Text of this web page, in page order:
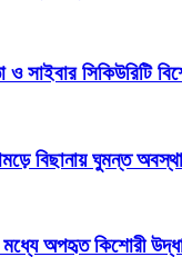
সিকিউরিটি
বিছানায় ঘুমন্ত
মধ্যে অপহৃত কিশোরী